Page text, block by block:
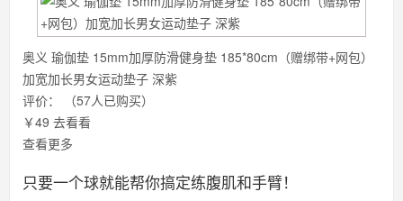
奥义 瑜伽垫 15mm加厚防滑健身垫 185*80cm（赠绑带+网包）
加宽加长男女运动垫子 深紫
评价：
（57人已购买）
￥49 去看看
查看更多
只要一个球就能帮你搞定练腹肌和手臂！